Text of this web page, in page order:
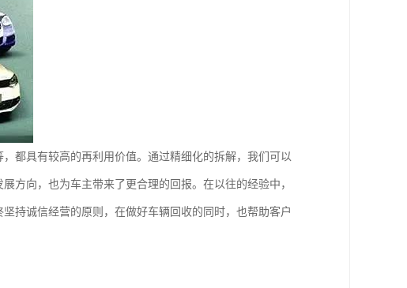
都具有较高的再利用价值。通过精细化的拆解，我们可以
方向，也为车主带来了更合理的回报。在以往的经验中，
持诚信经营的原则，在做好车辆回收的同时，也帮助客户